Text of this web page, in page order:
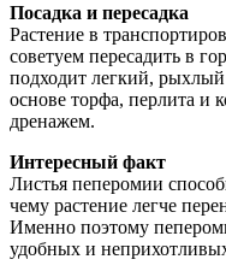
Посадка и пересадка
Растение в
советуем пересадить в
подходит легкий,
основе торфа, перлита и
дренажем.
Интересный факт
Листья пеперомии
чему растение легче
Именно поэтому
удобных и